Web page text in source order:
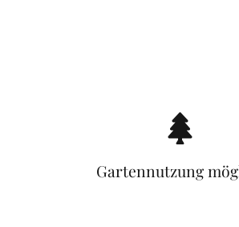
Gartennutzung